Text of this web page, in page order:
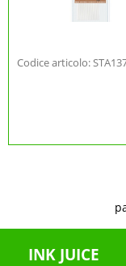
Codice articolo:
INK JUICE